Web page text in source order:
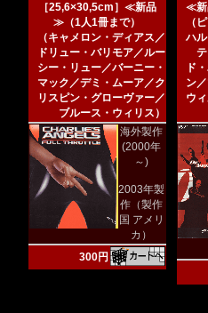
［25,6×30,5cm］≪新品
≫（1人1冊まで）
（キャメロン・ディアス／
ドリュー・バリモア／ルー
シー・リュー／バーニー・
マック／デミ・ムーア／ク
リスピン・グローヴァー／
ブルース・ウィリス）
海外製作
(2000年
～)
2003年製
作（製作
国 アメリ
カ）
300円
≪新
（
ハ
ド
ン
ウ